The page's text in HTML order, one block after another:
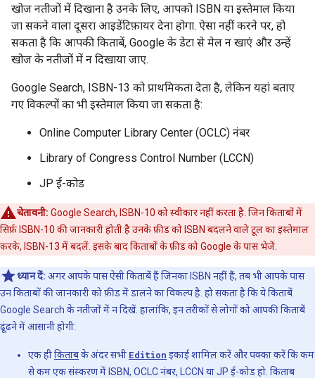
खोज नतीजों में दिखाना है उनके लिए, आपको ISBN या इस्तेमाल किया
जा सकने वाला दूसरा आइडेंटिफ़ायर देना होगा. ऐसा नहीं करने पर, हो
सकता है कि आपकी किताबें, Google के डेटा से मेल न खाएं और उन्हें
खोज के नतीजों में न दिखाया जाए.
Google Search, ISBN-13 को प्राथमिकता देता है, लेकिन यहां बताए
गए विकल्पों का भी इस्तेमाल किया जा सकता है:
Online Computer Library Center (OCLC) नंबर
Library of Congress Control Number (LCCN)
JP ई-कोड
चेतावनी: Google Search, ISBN-10 को स्वीकार नहीं करता है. जिन किताबों में
सिर्फ़ ISBN-10 की जानकारी होती है उनके फ़ीड को ISBN बदलने वाले टूल का इस्तेमाल
करके, ISBN-13 में बदलें. इसके बाद किताबों के फ़ीड को Google के पास भेजें.
ध्यान दें: अगर आपके पास ऐसी किताबें हैं जिनका ISBN नहीं हैं, तब भी आपके पास
उन किताबों की जानकारी को फ़ीड में डालने का विकल्प है. हो सकता है कि ये किताबें
Google Search के नतीजों में न दिखें. हालांकि, इन तरीकों से लोगों को आपकी किताबें
ढूंढने में आसानी होगी:
एक हीकिताबके अंदर सभी Edition इकाई शामिल करें और पक्का करें कि कम
से कम एक संस्करण में ISBN, OCLC नंबर, LCCN या JP ई-कोड हो. किताब